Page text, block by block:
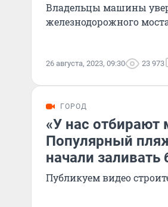
Владельцы машины
железнодорожного
26 августа, 2023, 09:30 23 973
ГОРОД
«У нас отбирают
Популярный
начали заливать
Публикуем видео